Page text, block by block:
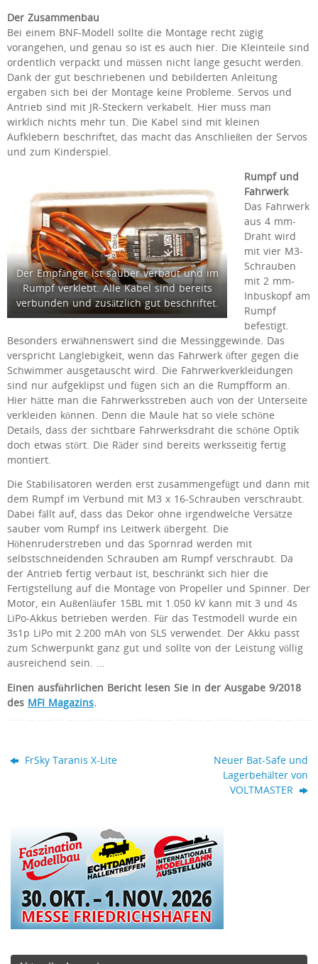
Der Zusammenbau
Bei einem BNF-Modell sollte die Montage recht zügig
vorangehen, und genau so ist es auch hier. Die Kleinteile sind
ordentlich verpackt und müssen nicht lange gesucht werden.
Dank der gut beschriebenen und bebilderten Anleitung
ergaben sich bei der Montage keine Probleme. Servos und
Antrieb sind mit JR-Steckern verkabelt. Hier muss man
wirklich nichts mehr tun. Die Kabel sind mit kleinen
Aufklebern beschriftet, das macht das Anschließen der Servos
und zum Kinderspiel.
Der Empfänger ist sauber verbaut und im
Rumpf verklebt. Alle Kabel sind bereits
verbunden und zusätzlich gut beschriftet.
Rumpf und
Fahrwerk
Das Fahrwerk
aus 4 mm-
Draht wird
mit vier M3-
Schrauben
mit 2 mm-
Inbuskopf am
Rumpf
befestigt.
Besonders erwähnenswert sind die Messinggewinde. Das
verspricht Langlebigkeit, wenn das Fahrwerk öfter gegen die
Schwimmer ausgetauscht wird. Die Fahrwerkverkleidungen
sind nur aufgeklipst und fügen sich an die Rumpfform an.
Hier hätte man die Fahrwerksstreben auch von der Unterseite
verkleiden können. Denn die Maule hat so viele schöne
Details, dass der sichtbare Fahrwerksdraht die schöne Optik
doch etwas stört. Die Räder sind bereits werksseitig fertig
montiert.
Die Stabilisatoren werden erst zusammengefügt und dann mit
dem Rumpf im Verbund mit M3 x 16-Schrauben verschraubt.
Dabei fällt auf, dass das Dekor ohne irgendwelche Versätze
sauber vom Rumpf ins Leitwerk übergeht. Die
Höhenruderstreben und das Spornrad werden mit
selbstschneidenden Schrauben am Rumpf verschraubt. Da
der Antrieb fertig verbaut ist, beschränkt sich hier die
Fertigstellung auf die Montage von Propeller und Spinner. Der
Motor, ein Außenläufer 15BL mit 1.050 kV kann mit 3 und 4s
LiPo-Akkus betrieben werden. Für das Testmodell wurde ein
3s1p LiPo mit 2.200 mAh von SLS verwendet. Der Akku passt
zum Schwerpunkt ganz gut und sollte von der Leistung völlig
ausreichend sein. …
Einen ausführlichen Bericht lesen Sie in der Ausgabe 9/2018
des MFI Magazins.
FrSky Taranis X-Lite
Neuer Bat-Safe und
Lagerbehälter von
VOLTMASTER